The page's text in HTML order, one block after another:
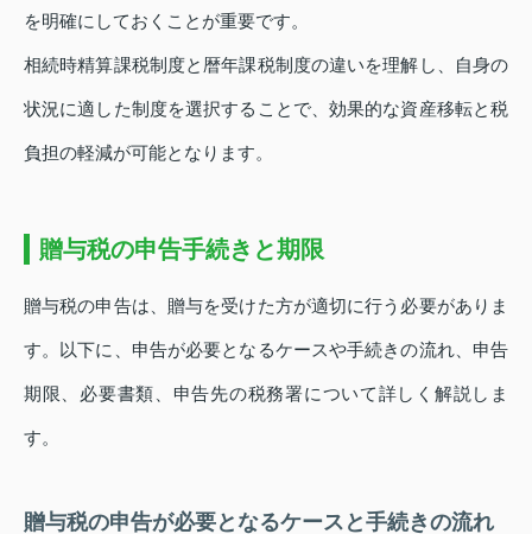
を明確にしておくことが重要です。
相続時精算課税制度と暦年課税制度の違いを理解し、自身の
状況に適した制度を選択することで、効果的な資産移転と税
負担の軽減が可能となります。
贈与税の申告手続きと期限
贈与税の申告は、贈与を受けた方が適切に行う必要がありま
す。以下に、申告が必要となるケースや手続きの流れ、申告
期限、必要書類、申告先の税務署について詳しく解説しま
す。
贈与税の申告が必要となるケースと手続きの流れ